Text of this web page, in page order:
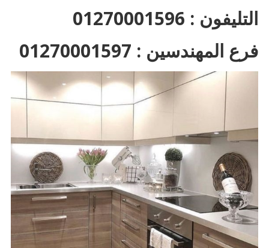
التليفون : 01270001596
فرع المهندسين : 01270001597